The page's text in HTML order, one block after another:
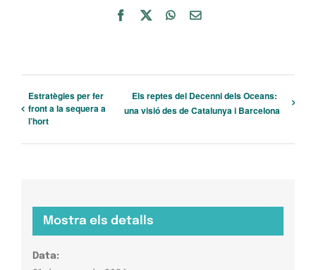
Facebook WhatsApp
Email:
Estratègies per fer
front a la sequera a
l’hort
Els reptes del Decenni dels Oceans:
una visió des de Catalunya i Barcelona
Mostra els detalls
Data: